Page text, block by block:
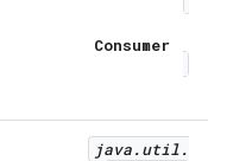
Consumer
java.util.